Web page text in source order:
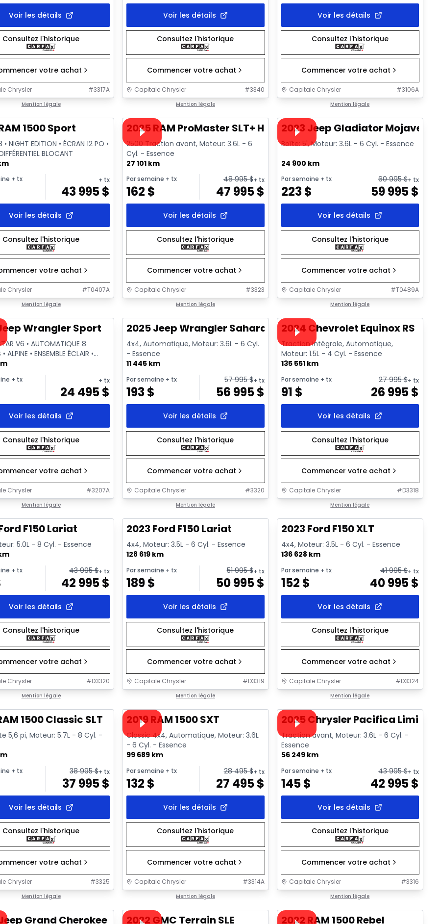
Voir les détails
Consultez l'historique
votre achat
Chrysler #3317A
Mention légale
Voir les détails
Consultez l'historique
Commencer votre achat
Capitale Chrysler #3340
Mention légale
Voir les détails
Consultez l'historique
Commencer votre achat
Capitale Chrysler #3106A
Mention légale
offre
1500 Sport
• NIGHT EDITION • ÉCRAN 12 PO •
BLOCANT
+ tx + tx
43 995$
Voir les détails
Consultez l'historique
votre achat
Chrysler #T0407A
Mention légale
Vidéo disponible
Très bonne offre
2025 RAM ProMaster SLT+ HR
2500 Traction avant, Moteur: 3.6L - 6
Cyl. - Essence
27 101 km
Par semaine + tx
162 $
48 995$+ tx
47 995$
Voir les détails
Consultez l'historique
Commencer votre achat
Capitale Chrysler #3323
Mention légale
Vidéo disponible
Très bonne offre
2023 Jeep Gladiator Mojave
Boîte: 5', Moteur: 3.6L - 6 Cyl. - Essence
24 900 km
Par semaine + tx
223$
60 995$+ tx
59 995$
Voir les détails
Consultez l'historique
Commencer votre achat
Capitale Chrysler #T0489A
Mention légale
offre
Wrangler Sport
V6 • AUTOMATIQUE 8
ALPINE • ENSEMBLE ÉCLAIR •
+ tx + tx
24 495$
Voir les détails
Consultez l'historique
votre achat
Chrysler #3207A
Mention légale
Très bonne offre
2025 Jeep Wrangler Sahara
4x4, Automatique, Moteur: 3.6L - 6 Cyl.
- Essence
11 445 km
Par semaine + tx
193$
57 995$+ tx
56 995$
Voir les détails
Consultez l'historique
Commencer votre achat
Capitale Chrysler #3320
Mention légale
Vidéo disponible
Très bonne offre
2024 Chevrolet Equinox RS
Traction intégrale, Automatique,
Moteur: 1.5L - 4 Cyl. - Essence
135 551 km
Par semaine + tx
91 $
27 995$+ tx
26 995$
Voir les détails
Consultez l'historique
Commencer votre achat
Capitale Chrysler #D3318
Mention légale
offre
F150 Lariat
5.0L - 8 Cyl. - Essence
+ tx 43 995$+ tx
42 995$
Voir les détails
Consultez l'historique
votre achat
Chrysler #D3320
Mention légale
Très bonne offre
2023 Ford F150 Lariat
4x4, Moteur: 3.5L - 6 Cyl. - Essence
128 619 km
Par semaine + tx
189$
51 995$+ tx
50 995$
Voir les détails
Consultez l'historique
Commencer votre achat
Capitale Chrysler #D3319
Mention légale
Très bonne offre
2023 Ford F150 XLT
4x4, Moteur: 3.5L - 6 Cyl. - Essence
136 628 km
Par semaine + tx
152 $
41 995$+ tx
40 995$
Voir les détails
Consultez l'historique
Commencer votre achat
Capitale Chrysler #D3324
Mention légale
offre
1500 Classic SLT
5,6 pi, Moteur: 5.7L - 8 Cyl. -
+ tx 38 995$+ tx
37 995$
Voir les détails
Consultez l'historique
votre achat
Chrysler #3325
Mention légale
Vidéo disponible
Très bonne offre
2019 RAM 1500 SXT
Classic 4x4, Automatique, Moteur: 3.6L
- 6 Cyl. - Essence
99 689 km
Par semaine + tx
132 $
28 495$+ tx
27 495$
Voir les détails
Consultez l'historique
Commencer votre achat
Capitale Chrysler #3314A
Mention légale
Vidéo disponible
Très bonne offre
2025 Chrysler Pacifica Limited
Traction avant, Moteur: 3.6L - 6 Cyl. -
Essence
56 249 km
Par semaine + tx
145$
43 995$+ tx
42 995$
Voir les détails
Consultez l'historique
Commencer votre achat
Capitale Chrysler #3316
Mention légale
offre
Grand Cherokee Overland
Vidéo disponible
Très bonne offre
2022 GMC Terrain SLE Vidéo disponible
Très bonne offre
2022 RAM 1500 Rebel